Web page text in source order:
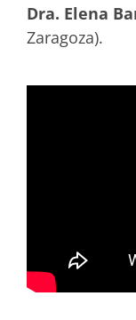
Dra. Elena
Zaragoza).